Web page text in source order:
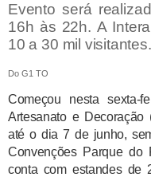
Evento será
16h às 22h.A
10 a 30 mil visitantes.
Do G1 TO
Começou nesta sexta-
Artesanato e Decoração
até o dia 7 de junho,
Convenções Parque do
conta com estandes de